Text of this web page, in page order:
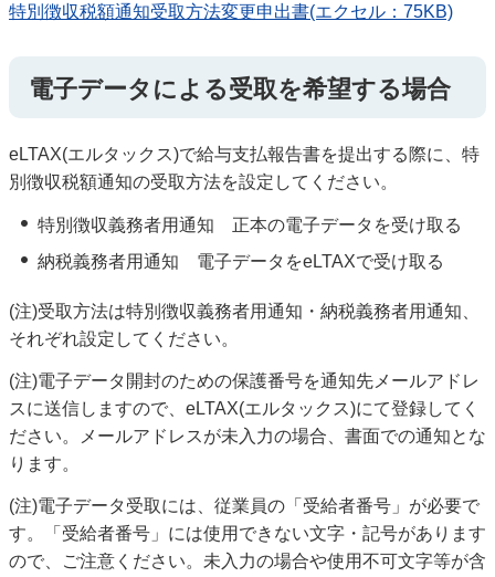
特別徴収税額通知受取方法変更申出書(エクセル：75KB)
電子データによる受取を希望する場合
eLTAX(エルタックス)で給与支払報告書を提出する際に、特
別徴収税額通知の受取方法を設定してください。
特別徴収義務者用通知 正本の電子データを受け取る
納税義務者用通知 電子データをeLTAXで受け取る
(注)受取方法は特別徴収義務者用通知・納税義務者用通知、
それぞれ設定してください。
(注)電子データ開封のための保護番号を通知先メールアドレ
スに送信しますので、eLTAX(エルタックス)にて登録してく
ださい。メールアドレスが未入力の場合、書面での通知とな
ります。
(注)電子データ受取には、従業員の「受給者番号」が必要で
す。「受給者番号」には使用できない文字・記号があります
ので、ご注意ください。未入力の場合や使用不可文字等が含